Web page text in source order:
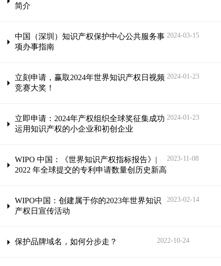
简介
中国（深圳）知识产权保护中心公共服务事
项办事指南
2024-03-15
立刻申请，赢取2024年世界知识产权日视频
竞赛大奖！
2024-01-23
立即申请：2024年产权组织全球奖征集成功
运用知识产权的小企业和初创企业
2024-01-23
WIPO 中国：《世界知识产权指标报告》|
2022 年全球提交的专利申请数量创历史新高
2023-11-08
WIPO中国：创建属于你的2023年世界知识
产权日宣传活动
2023-02-14
保护品牌域名，如何分步走？ 2022-10-24